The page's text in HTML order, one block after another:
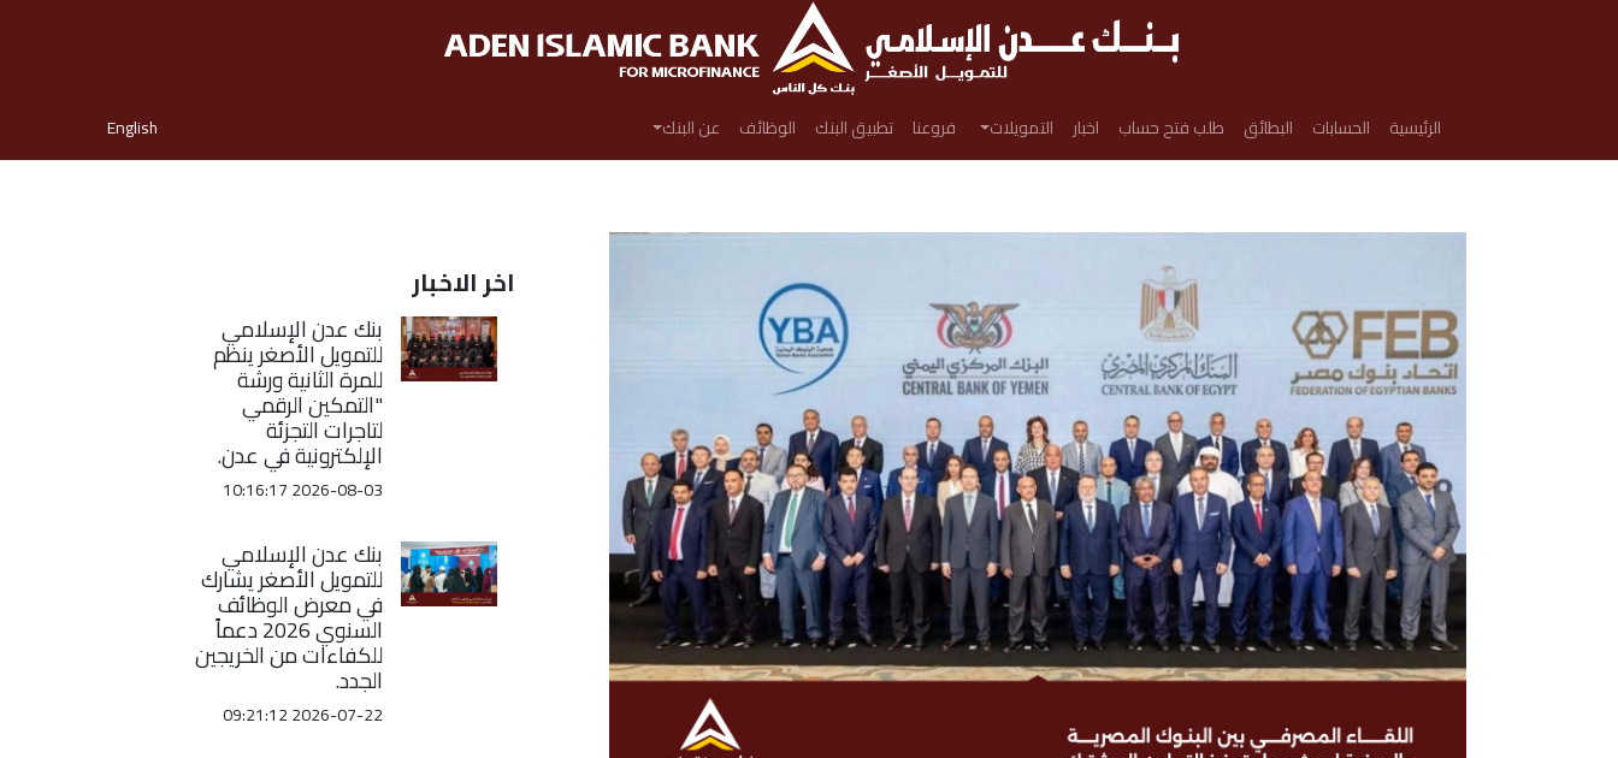
الرئيسية الحسابات البطائق طلب فتح حساب اخبار التمويلات فروعنا تطبيق البنك الوظائف عن البنك English
اخر الاخبار
بنك عدن الإسلامي
للتمويل الأصغر ينظم
للمرة الثانية ورشة
"التمكين الرقمي
لتاجرات التجزئة
الإلكترونية في عدن.
2026-08-03 10:16:17
بنك عدن الإسلامي
للتمويل الأصغر يشارك
في معرض الوظائف
السنوي 2026 دعماً
للكفاءات من الخريجين
الجدد.
2026-07-22 09:21:12